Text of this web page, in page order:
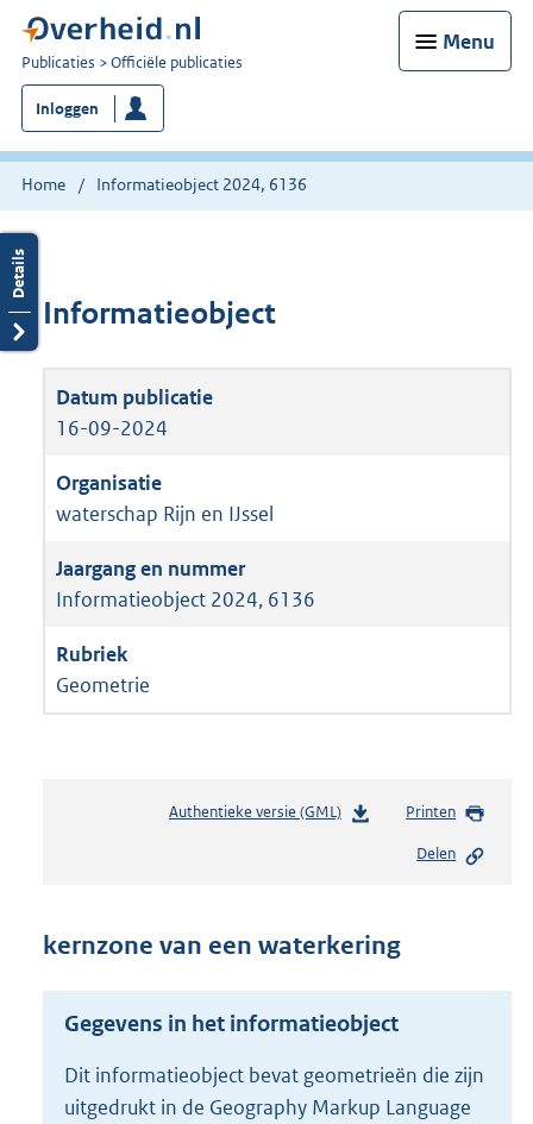
Menu
U
bent
nu
hier:
Publicaties Officiële publicaties
Inloggen
Home Informatieobject 2024, 6136
Informatieobject
16-09-2024
waterschap Rijn en IJssel
Informatieobject 2024, 6136
Geometrie
Authentieke versie (GML)b
n
s
r
o
t
Printen
Delen
kernzone van een waterkering
Gegevens in het informatieobject
Dit informatieobject bevat geometrieën die zijn
uitgedrukt in de Geography Markup Language